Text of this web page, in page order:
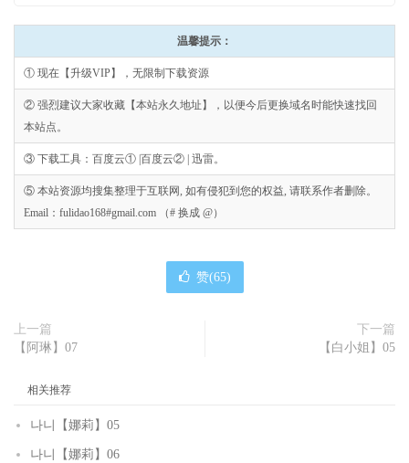
温馨提示：
① 现在【升级VIP】，无限制下载资源
② 强烈建议大家收藏【本站永久地址】，以便今后更换域名时能快速找回
本站点。
③ 下载工具：百度云① |百度云② | 迅雷。
⑤ 本站资源均搜集整理于互联网, 如有侵犯到您的权益, 请联系作者删除。
Email：fulidao168#gmail.com （# 换成 @）
赞(65)
上一篇
【阿琳】07
下一篇
【白小姐】05
相关推荐
나니【娜莉】05
나니【娜莉】06